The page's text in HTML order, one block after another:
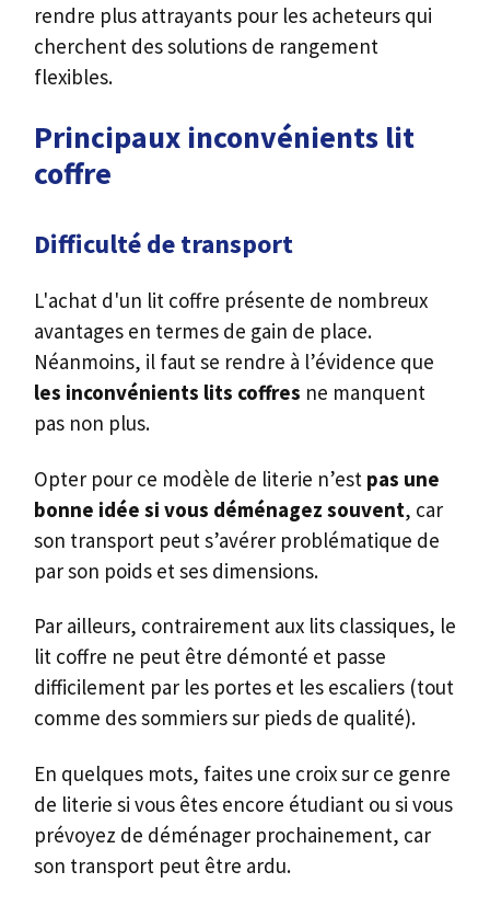
rendre plus attrayants pour les acheteurs qui
cherchent des solutions de rangement
flexibles.
Principaux inconvénients lit
coffre
Difficulté de transport
L'achat d'un lit coffre présente de nombreux
avantages en termes de gain de place.
Néanmoins, il faut se rendre à l’évidence que
les inconvénients lits coffres ne manquent
pas non plus.
Opter pour ce modèle de literie n’est pas une
bonne idée si vous déménagez souvent, car
son transport peut s’avérer problématique de
par son poids et ses dimensions.
Par ailleurs, contrairement aux lits classiques, le
lit coffre ne peut être démonté et passe
difficilement par les portes et les escaliers (tout
comme des sommiers sur pieds de qualité).
En quelques mots, faites une croix sur ce genre
de literie si vous êtes encore étudiant ou si vous
prévoyez de déménager prochainement, car
son transport peut être ardu.